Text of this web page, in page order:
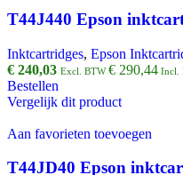
T44J440 Epson
Inktcartridges, Epson
€ 240,03 Excl. BTW€ 290,44 Incl.
Bestellen
Vergelijk dit product
Aan favorieten toevoegen
T44JD40 Epson